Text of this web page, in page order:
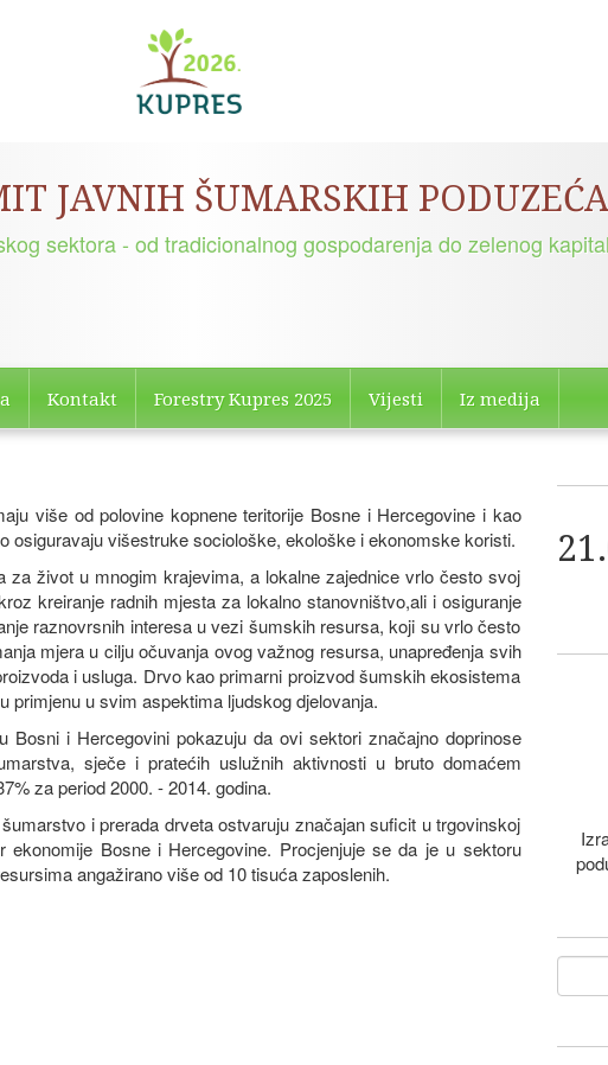
JAVNIH ŠUMARSKIH
sektora - od tradicionalnog gospodarenja do zelenog
Kontakt Forestry Kupres 2025 Vijesti Iz medija
više od polovine kopnene teritorije Bosne i Hercegovine i kao
osiguravaju višestruke sociološke, ekološke i ekonomske koristi.
život u mnogim krajevima, a lokalne zajednice vrlo često svoj
kreiranje radnih mjesta za lokalno stanovništvo,ali i osiguranje
raznovrsnih interesa u vezi šumskih resursa, koji su vrlo često
mjera u cilju očuvanja ovog važnog resursa, unapređenja svih
i usluga. Drvo kao primarni proizvod šumskih ekosistema
primjenu u svim aspektima ljudskog djelovanja.
i Hercegovini pokazuju da ovi sektori značajno doprinose
sječe i pratećih uslužnih aktivnosti u bruto domaćem
za period 2000. - 2014. godina.
i prerada drveta ostvaruju značajan suficit u trgovinskoj
ekonomije Bosne i Hercegovine. Procjenjuje se da je u sektoru
angažirano više od 10 tisuća zaposlenih.